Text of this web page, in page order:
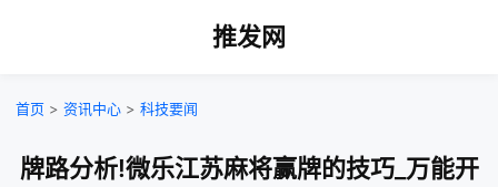
推发网
首页 > 资讯中心 > 科技要闻
牌路分析!微乐江苏麻将赢牌的技巧_万能开